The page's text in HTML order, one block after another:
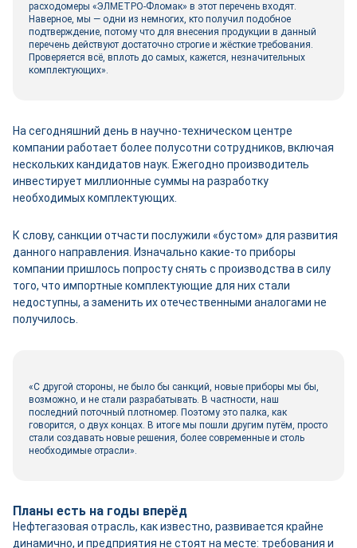
расходомеры «ЭЛМЕТРО-Фломак» в этот перечень входят.
Наверное, мы — одни из немногих, кто получил подобное
подтверждение, потому что для внесения продукции в данный
перечень действуют достаточно строгие и жёсткие требования.
Проверяется всё, вплоть до самых, кажется, незначительных
комплектующих».
На сегодняшний день в научно-техническом центре
компании работает более полусотни сотрудников, включая
нескольких кандидатов наук. Ежегодно производитель
инвестирует миллионные суммы на разработку
необходимых комплектующих.
К слову, санкции отчасти послужили «бустом» для развития
данного направления. Изначально какие-то приборы
компании пришлось попросту снять с производства в силу
того, что импортные комплектующие для них стали
недоступны, а заменить их отечественными аналогами не
получилось.
«С другой стороны, не было бы санкций, новые приборы мы бы,
возможно, и не стали разрабатывать. В частности, наш
последний поточный плотномер. Поэтому это палка, как
говорится, о двух концах. В итоге мы пошли другим путём, просто
стали создавать новые решения, более современные и столь
необходимые отрасли».
Планы есть на годы вперёд
Нефтегазовая отрасль, как известно, развивается крайне
динамично, и предприятия не стоят на месте: требования и